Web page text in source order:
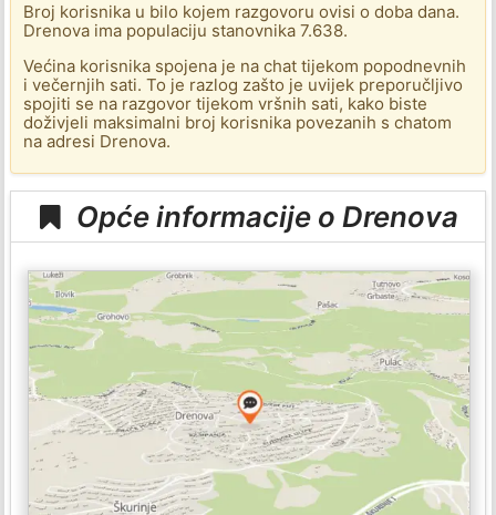
Broj korisnika u bilo kojem razgovoru ovisi o doba dana.
Drenova ima populaciju stanovnika 7.638.
Većina korisnika spojena je na chat tijekom popodnevnih
i večernjih sati. To je razlog zašto je uvijek preporučljivo
spojiti se na razgovor tijekom vršnih sati, kako biste
doživjeli maksimalni broj korisnika povezanih s chatom
na adresi Drenova.
Opće informacije o Drenova